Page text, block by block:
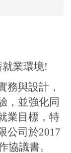
業環境!
務與設計，
，並強化同
業目標，特
公司於2017
協議書。